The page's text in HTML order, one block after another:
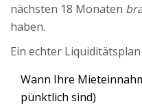
nächsten 18 Monaten
haben.
Ein echter
Wann Ihre
pünktlich sind)